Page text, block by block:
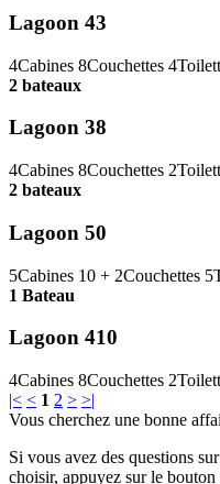
Lagoon 43
4Cabines 8Couchettes 4
2 bateaux
Lagoon 38
4Cabines 8Couchettes 2
2 bateaux
Lagoon 50
5Cabines 10 + 2Couchettes 5
1 Bateau
Lagoon 410
4Cabines 8Couchettes 2
|< < 1 2 > >|
Vous cherchez une bonne
Si vous avez des questions
choisir, appuyez sur le